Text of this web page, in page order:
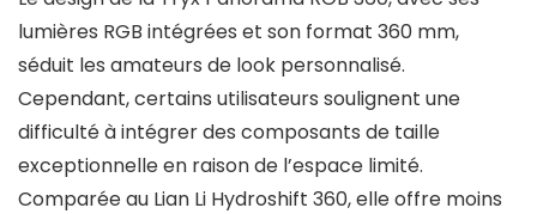
lumières RGB intégrées et son format 360 mm,
séduit les amateurs de look personnalisé.
Cependant, certains utilisateurs soulignent une
difficulté à intégrer des composants de taille
exceptionnelle en raison de l’espace limité.
Comparée au Lian Li Hydroshift 360, elle offre moins